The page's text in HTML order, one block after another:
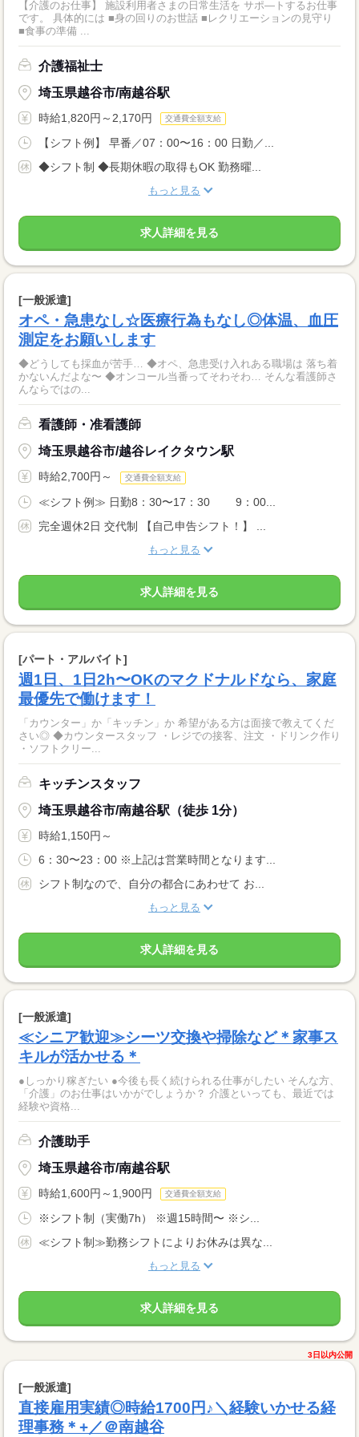
【介護のお仕事】 施設利用者さまの日常生活を サポ―トするお仕事
です。 具体的には ■身の回りのお世話 ■レクリエーションの見守り
■食事の準備 ...
介護福祉士
埼玉県越谷市/南越谷駅
時給1,820円～2,170円 交通費全額支給
【シフト例】 早番／07：00〜16：00 日勤／...
◆シフト制 ◆長期休暇の取得もOK 勤務曜...
もっと見る
求人詳細を見る
[一般派遣]
オペ・急患なし☆医療行為もなし◎体温、血圧
測定をお願いします
◆どうしても採血が苦手… ◆オペ、急患受け入れある職場は 落ち着
かないんだよな〜 ◆オンコール当番ってそわそわ… そんな看護師さ
んならではの...
看護師・准看護師
埼玉県越谷市/越谷レイクタウン駅
時給2,700円～ 交通費全額支給
≪シフト例≫ 日勤8：30〜17：30 9：00...
完全週休2日 交代制 【自己申告シフト！】 ...
もっと見る
求人詳細を見る
[パート・アルバイト]
週1日、1日2h〜OKのマクドナルドなら、家庭
最優先で働けます！
「カウンター」か「キッチン」か 希望がある方は面接で教えてくだ
さい◎ ◆カウンタースタッフ ・レジでの接客、注文 ・ドリンク作り
・ソフトクリー...
キッチンスタッフ
埼玉県越谷市/南越谷駅（徒歩 1分）
時給1,150円～
6：30〜23：00 ※上記は営業時間となります...
シフト制なので、自分の都合にあわせて お...
もっと見る
求人詳細を見る
[一般派遣]
≪シニア歓迎≫シーツ交換や掃除など＊家事ス
キルが活かせる＊
●しっかり稼ぎたい ●今後も長く続けられる仕事がしたい そんな方、
「介護」のお仕事はいかがでしょうか？ 介護といっても、最近では
経験や資格...
介護助手
埼玉県越谷市/南越谷駅
時給1,600円～1,900円 交通費全額支給
※シフト制（実働7h） ※週15時間〜 ※シ...
≪シフト制≫勤務シフトによりお休みは異な...
もっと見る
求人詳細を見る
3日以内公開
[一般派遣]
直接雇用実績◎時給1700円♪＼経験いかせる経
理事務＊+／＠南越谷